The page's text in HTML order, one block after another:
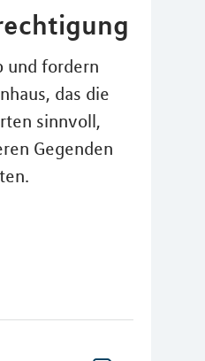
und fordern
das die
sinnvoll,
Gegenden